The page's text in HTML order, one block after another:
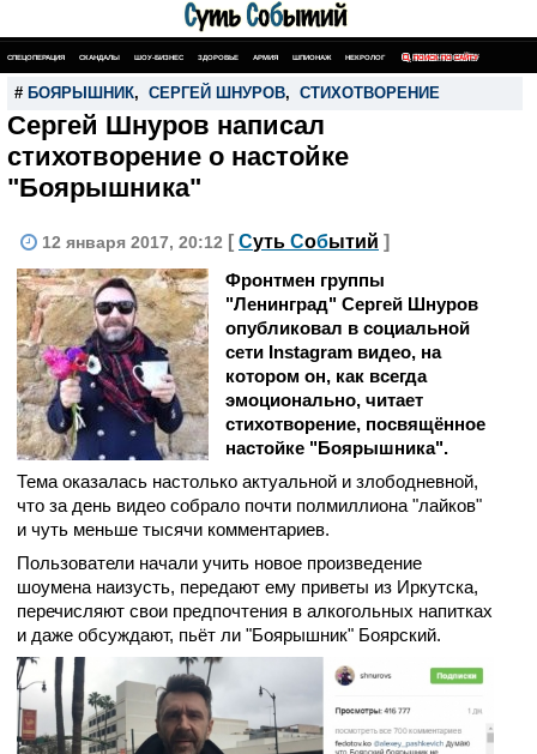
СПЕЦОПЕРАЦИЯ СКАНДАЛЫ ШОУ-БИЗНЕС ЗДОРОВЬЕ АРМИЯ ШПИОНАЖ НЕКРОЛОГ ПОИСК ПО САЙТУ
# БОЯРЫШНИК, СЕРГЕЙ ШНУРОВ, СТИХОТВОРЕНИЕ
Сергей Шнуров написал
стихотворение о настойке
"Боярышника"
12 января 2017, 20:12 [ Суть Событий ]
Фронтмен группы
"Ленинград" Сергей Шнуров
опубликовал в социальной
сети Instagram видео, на
котором он, как всегда
эмоционально, читает
стихотворение, посвящённое
настойке "Боярышника".
Тема оказалась настолько актуальной и злободневной,
что за день видео собрало почти полмиллиона "лайков"
и чуть меньше тысячи комментариев.
Пользователи начали учить новое произведение
шоумена наизусть, передают ему приветы из Иркутска,
перечисляют свои предпочтения в алкогольных напитках
и даже обсуждают, пьёт ли "Боярышник" Боярский.